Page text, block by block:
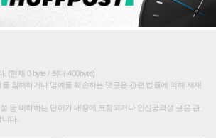
(현재 0 byte / 최대 400byte)
침해하거나 명예를 훼손하는 댓글은 관련 법률에 의해 제재
등 비하하는 단어가 내용에 포함되거나 인신공격성 글은 관
다.